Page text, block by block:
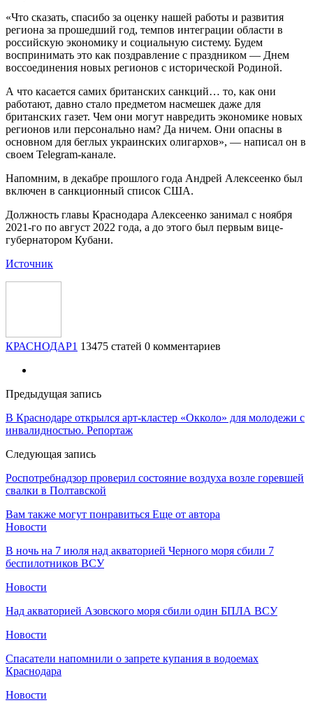
«Что сказать, спасибо за оценку нашей работы и развития
региона за прошедший год, темпов интеграции области в
российскую экономику и социальную систему. Будем
воспринимать это как поздравление с праздником — Днем
воссоединения новых регионов с исторической Родиной.
А что касается самих британских санкций… то, как они
работают, давно стало предметом насмешек даже для
британских газет. Чем они могут навредить экономике новых
регионов или персонально нам? Да ничем. Они опасны в
основном для беглых украинских олигархов», — написал он в
своем Telegram-канале.
Напомним, в декабре прошлого года Андрей Алексеенко был
включен в санкционный список США.
Должность главы Краснодара Алексеенко занимал с ноября
2021-го по август 2022 года, а до этого был первым вице-
губернатором Кубани.
Источник
КРАСНОДАР1 13475 статей 0 комментариев
Предыдущая запись
В Краснодаре открылся арт-кластер «Окколо» для молодежи с
инвалидностью. Репортаж
Следующая запись
Роспотребнадзор проверил состояние воздуха возле горевшей
свалки в Полтавской
Вам также могут понравиться Еще от автора
Новости
В ночь на 7 июля над акваторией Черного моря сбили 7
беспилотников ВСУ
Новости
Над акваторией Азовского моря сбили один БПЛА ВСУ
Новости
Спасатели напомнили о запрете купания в водоемах
Краснодара
Новости